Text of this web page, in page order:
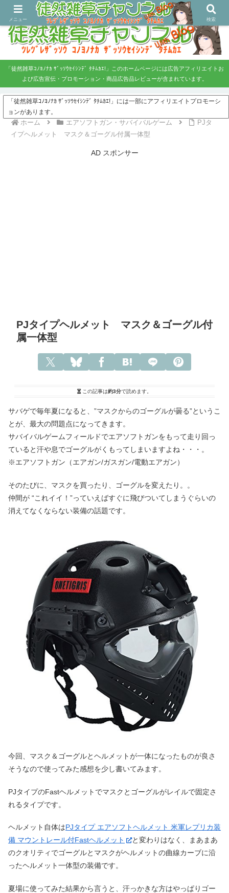
ツレヅレ・ザッソウ コノヨノナカ、ザッソウセイシンデタチムカエ！
「徒然雑草ｺﾉﾖﾉﾅｶ ｻﾞｯｿｳｾｲｼﾝﾃﾞ ﾀﾁﾑｶｴ!」このホームページには広告アフィリエイトお
よび広告宣伝・プロモーション・商品広告品レビューが含まれています。
「徒然雑草ｺﾉﾖﾉﾅｶ ｻﾞｯｿｳｾｲｼﾝﾃﾞ ﾀﾁﾑｶｴ!」には一部にアフィリエイトプロモーシ
ョンがあります。
ホーム エアソフトガン・サバイバルゲーム
PJタ
イプヘルメット マスク＆ゴーグル付属一体型
AD スポンサー
PJタイプヘルメット マスク＆ゴーグル付
属一体型
この記事は約3分で読めます。
サバゲで毎年夏になると、”マスクからのゴーグルが曇る”というこ
とが、最大の問題点になってきます。
サバイバルゲームフィールドでエアソフトガンをもって走り回っ
ていると汗や息でゴーグルがくもってしまいますよね・・・。
※エアソフトガン（エアガン/ガスガン/電動エアガン）
そのたびに、マスクを買ったり、ゴーグルを変えたり。。
仲間が “これイイ！”っていえばすぐに飛びついてしまうぐらいの
消えてなくならない装備の話題です。
今回、マスク＆ゴーグルとヘルメットが一体になったものが良さ
そうなので使ってみた感想を少し書いてみます。
PJタイプのFastヘルメットでマスクとゴーグルがレイルで固定さ
れるタイプです。
ヘルメット自体はPJタイプ エアソフトヘルメット 米軍レプリカ装
備 マウントレール付Fastヘルメット
と変わりはなく、まあまあ
のクオリティでゴーグルとマスクがヘルメットの曲線カーブに沿
ったヘルメット一体型の装備です。
夏場に使ってみた結果から言うと、汗っかきな方はやっぱりゴー
メニュー 検索